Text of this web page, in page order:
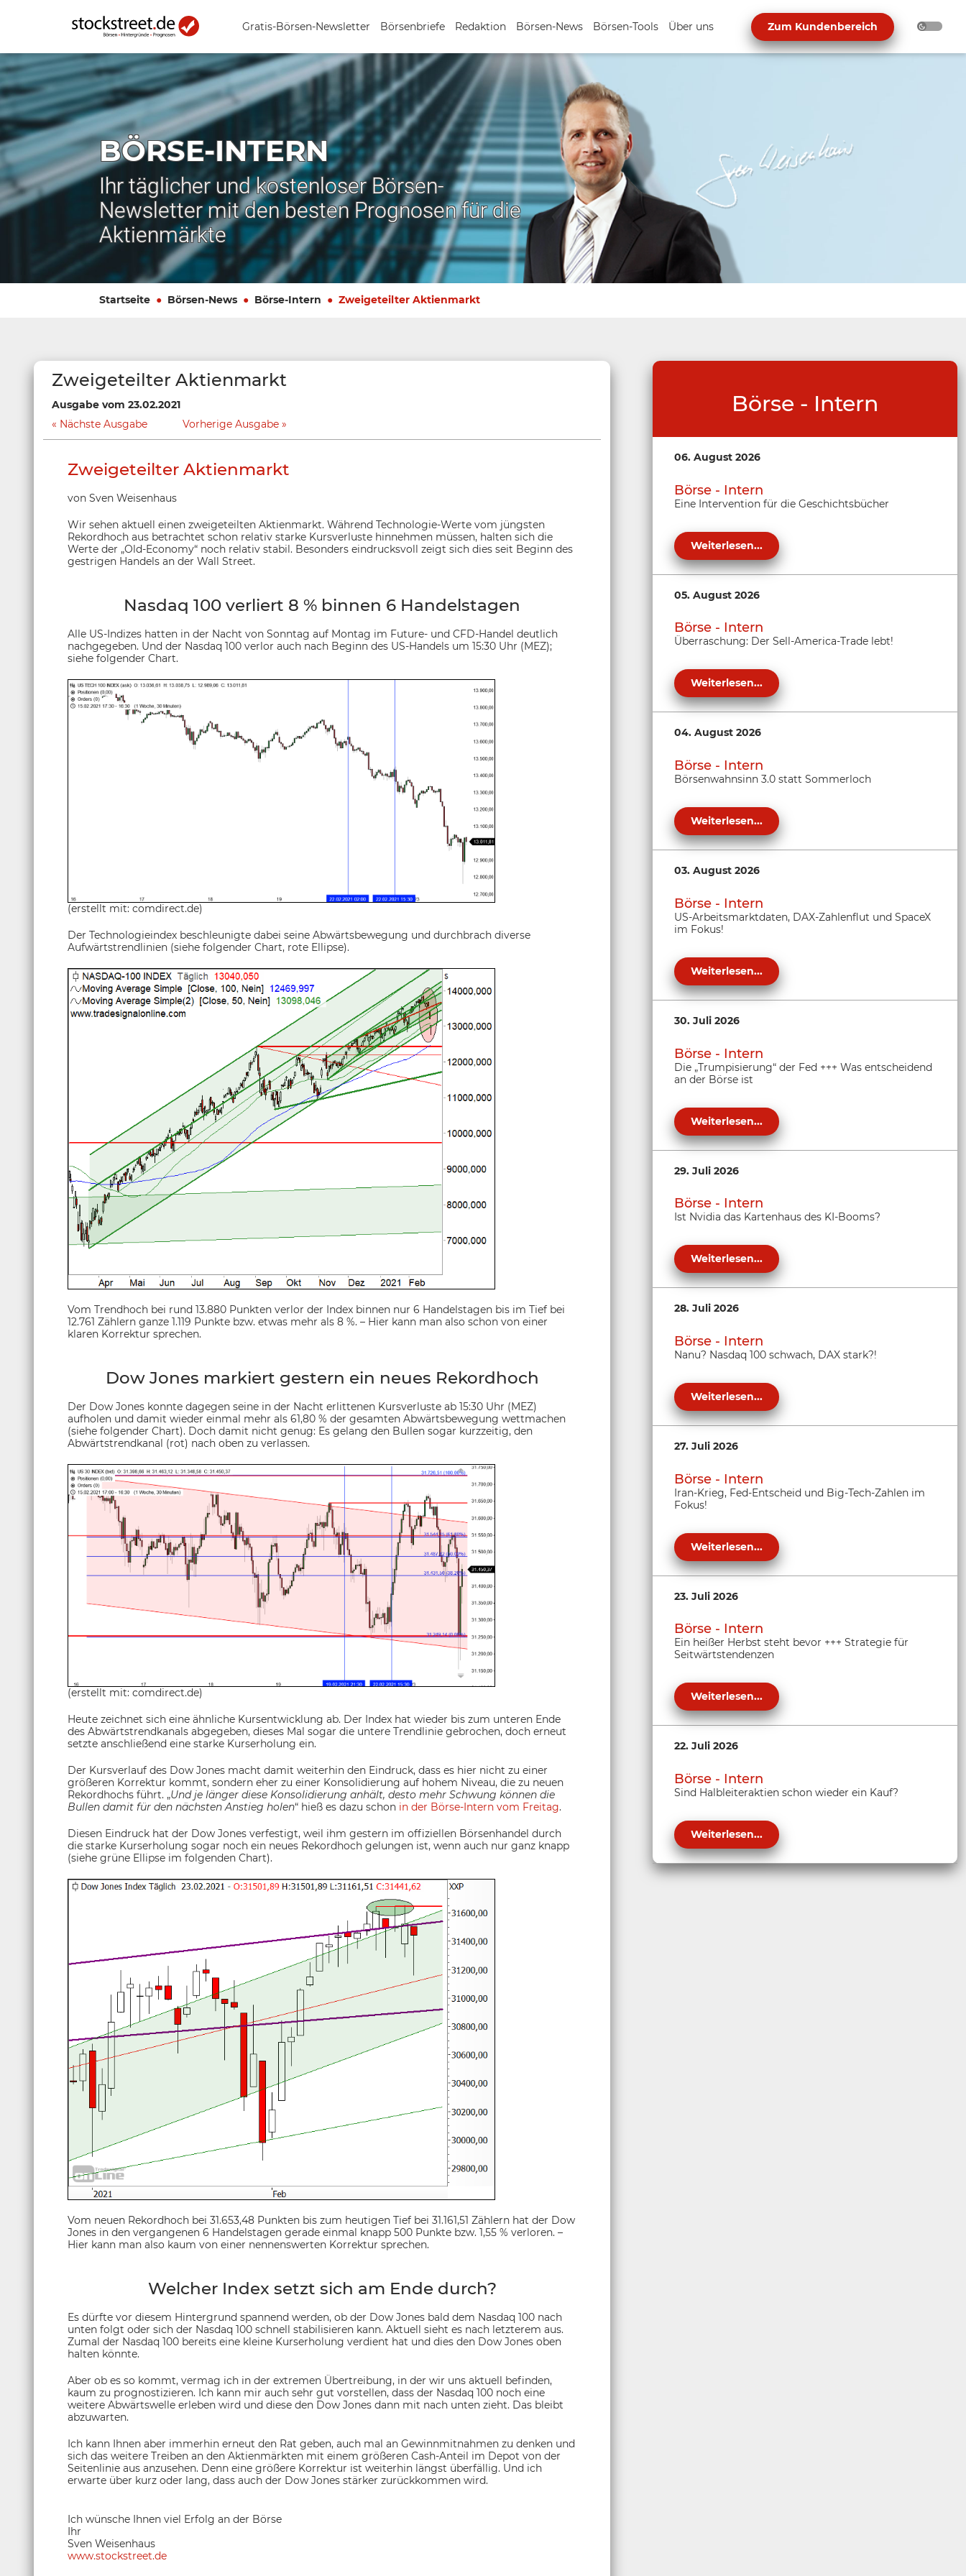
Gratis-Börsen-Newsletter Börsenbriefe Redaktion Börsen-News Börsen-Tools Über uns Zum Kundenbereich
BÖRSE-INTERN
Ihr täglicher und kostenloser Börsen-
Newsletter mit den besten Prognosen für die
Aktienmärkte
Startseite Börsen-News Börse-Intern Zweigeteilter Aktienmarkt
Zweigeteilter Aktienmarkt
Ausgabe vom 23.02.2021
Nächste Ausgabe
Vorherige Ausgabe
Zweigeteilter Aktienmarkt
von Sven Weisenhaus
Wir sehen aktuell einen zweigeteilten Aktienmarkt. Während Technologie-Werte vom jüngsten
Rekordhoch aus betrachtet schon relativ starke Kursverluste hinnehmen müssen, halten sich die
Werte der „Old-Economy“ noch relativ stabil. Besonders eindrucksvoll zeigt sich dies seit Beginn des
gestrigen Handels an der Wall Street.
Nasdaq 100 verliert 8 % binnen 6 Handelstagen
Alle US-Indizes hatten in der Nacht von Sonntag auf Montag im Future- und CFD-Handel deutlich
nachgegeben. Und der Nasdaq 100 verlor auch nach Beginn des US-Handels um 15:30 Uhr (MEZ);
siehe folgender Chart.
(erstellt mit: comdirect.de)
Der Technologieindex beschleunigte dabei seine Abwärtsbewegung und durchbrach diverse
Aufwärtstrendlinien (siehe folgender Chart, rote Ellipse).
Vom Trendhoch bei rund 13.880 Punkten verlor der Index binnen nur 6 Handelstagen bis im Tief bei
12.761 Zählern ganze 1.119 Punkte bzw. etwas mehr als 8 %. – Hier kann man also schon von einer
klaren Korrektur sprechen.
Dow Jones markiert gestern ein neues Rekordhoch
Der Dow Jones konnte dagegen seine in der Nacht erlittenen Kursverluste ab 15:30 Uhr (MEZ)
aufholen und damit wieder einmal mehr als 61,80 % der gesamten Abwärtsbewegung wettmachen
(siehe folgender Chart). Doch damit nicht genug: Es gelang den Bullen sogar kurzzeitig, den
Abwärtstrendkanal (rot) nach oben zu verlassen.
(erstellt mit: comdirect.de)
Heute zeichnet sich eine ähnliche Kursentwicklung ab. Der Index hat wieder bis zum unteren Ende
des Abwärtstrendkanals abgegeben, dieses Mal sogar die untere Trendlinie gebrochen, doch erneut
setzte anschließend eine starke Kurserholung ein.
Der Kursverlauf des Dow Jones macht damit weiterhin den Eindruck, dass es hier nicht zu einer
größeren Korrektur kommt, sondern eher zu einer Konsolidierung auf hohem Niveau, die zu neuen
Rekordhochs führt. „Und je länger diese Konsolidierung anhält, desto mehr Schwung können die
Bullen damit für den nächsten Anstieg holen“ hieß es dazu schon in der Börse-Intern vom Freitag.
Diesen Eindruck hat der Dow Jones verfestigt, weil ihm gestern im offiziellen Börsenhandel durch
die starke Kurserholung sogar noch ein neues Rekordhoch gelungen ist, wenn auch nur ganz knapp
(siehe grüne Ellipse im folgenden Chart).
Vom neuen Rekordhoch bei 31.653,48 Punkten bis zum heutigen Tief bei 31.161,51 Zählern hat der Dow
Jones in den vergangenen 6 Handelstagen gerade einmal knapp 500 Punkte bzw. 1,55 % verloren. –
Hier kann man also kaum von einer nennenswerten Korrektur sprechen.
Welcher Index setzt sich am Ende durch?
Es dürfte vor diesem Hintergrund spannend werden, ob der Dow Jones bald dem Nasdaq 100 nach
unten folgt oder sich der Nasdaq 100 schnell stabilisieren kann. Aktuell sieht es nach letzterem aus.
Zumal der Nasdaq 100 bereits eine kleine Kurserholung verdient hat und dies den Dow Jones oben
halten könnte.
Aber ob es so kommt, vermag ich in der extremen Übertreibung, in der wir uns aktuell befinden,
kaum zu prognostizieren. Ich kann mir auch sehr gut vorstellen, dass der Nasdaq 100 noch eine
weitere Abwärtswelle erleben wird und diese den Dow Jones dann mit nach unten zieht. Das bleibt
abzuwarten.
Ich kann Ihnen aber immerhin erneut den Rat geben, auch mal an Gewinnmitnahmen zu denken und
sich das weitere Treiben an den Aktienmärkten mit einem größeren Cash-Anteil im Depot von der
Seitenlinie aus anzusehen. Denn eine größere Korrektur ist weiterhin längst überfällig. Und ich
erwarte über kurz oder lang, dass auch der Dow Jones stärker zurückkommen wird.
Ich wünsche Ihnen viel Erfolg an der Börse
Ihr
Sven Weisenhaus
www.stockstreet.de
Börse - Intern
06. August 2026
Börse - Intern
Eine Intervention für die Geschichtsbücher
Weiterlesen...
05. August 2026
Börse - Intern
Überraschung: Der Sell-America-Trade lebt!
Weiterlesen...
04. August 2026
Börse - Intern
Börsenwahnsinn 3.0 statt Sommerloch
Weiterlesen...
03. August 2026
Börse - Intern
US-Arbeitsmarktdaten, DAX-Zahlenflut und SpaceX
im Fokus!
Weiterlesen...
30. Juli 2026
Börse - Intern
Die „Trumpisierung“ der Fed +++ Was entscheidend
an der Börse ist
Weiterlesen...
29. Juli 2026
Börse - Intern
Ist Nvidia das Kartenhaus des KI-Booms?
Weiterlesen...
28. Juli 2026
Börse - Intern
Nanu? Nasdaq 100 schwach, DAX stark?!
Weiterlesen...
27. Juli 2026
Börse - Intern
Iran-Krieg, Fed-Entscheid und Big-Tech-Zahlen im
Fokus!
Weiterlesen...
23. Juli 2026
Börse - Intern
Ein heißer Herbst steht bevor +++ Strategie für
Seitwärtstendenzen
Weiterlesen...
22. Juli 2026
Börse - Intern
Sind Halbleiteraktien schon wieder ein Kauf?
Weiterlesen...